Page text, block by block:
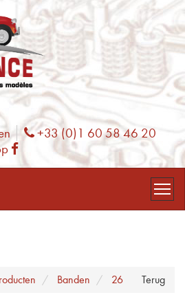
Phone
+33 (0)1 60 58 46 20
Facebook
Terug
Banden 26